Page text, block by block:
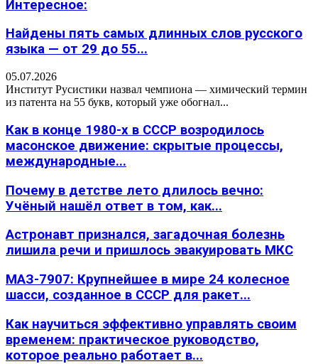
Интересное:
Найдены пять самых длинных слов русского
языка — от 29 до 55...
05.07.2026
Институт Русистики назвал чемпиона — химический термин
из патента на 55 букв, который уже обогнал...
Как в конце 1980-х в СССР возродилось
масонское движение: скрытые процессы,
международные...
Почему в детстве лето длилось вечно:
Учёный нашёл ответ в том, как...
Астронавт признался, загадочная болезнь
лишила речи и пришлось эвакуировать МКС
МАЗ-7907: Крупнейшее в мире 24 колесное
шасси, созданное в СССР для ракет...
Как научиться эффективно управлять своим
временем: практическое руководство,
которое реально работает в...